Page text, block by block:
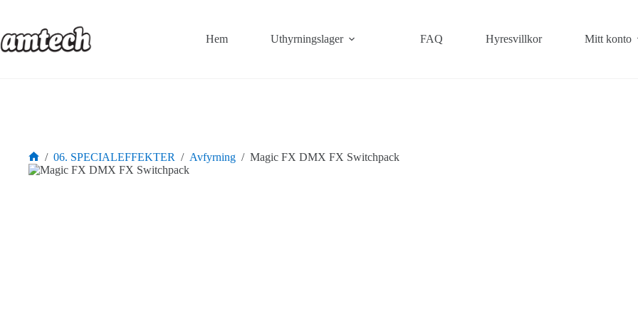
innehåll
Hem Uthyrningslager FAQ Hyresvillkor Mitt konto
Hem
/ 06. SPECIALEFFEKTER / Avfyrning / Magic FX DMX FX Switchpack